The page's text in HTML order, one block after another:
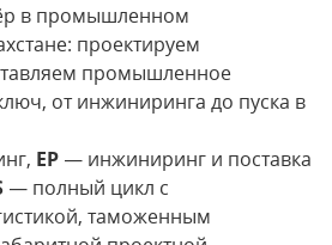
в промышленном
проектируем
промышленное
от инжиниринга до пуска в
EP — инжиниринг и поставка
— полный цикл с
таможенным